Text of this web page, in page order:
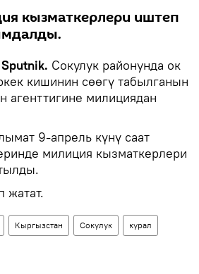
кызматкерлери иштеп
Сокулук районунда ок
кишинин сөөгү табылганын
агенттигине милициядан
9-апрель күнү саат
милиция кызматкерлери
жатат.
Кыргызстан Сокулук курал